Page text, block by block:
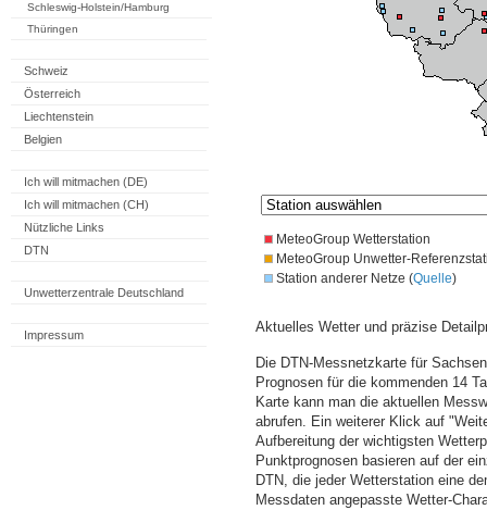
Schleswig-Holstein/Hamburg
Thüringen
Schweiz
Österreich
Liechtenstein
Belgien
Ich will mitmachen (DE)
Ich will mitmachen (CH)
Nützliche Links
DTN
Unwetterzentrale Deutschland
Impressum
MeteoGroup Wetterstation
MeteoGroup Unwetter-
Station anderer Netze (Quelle)
Aktuelles Wetter und präzise
Die DTN-Messnetzkarte für
Prognosen für die kommenden 14
Karte kann man die aktuellen
abrufen. Ein weiterer Klick auf
Aufbereitung der wichtigsten
Punktprognosen basieren auf der
DTN, die jeder Wetterstation eine
Messdaten angepasste Wetter-